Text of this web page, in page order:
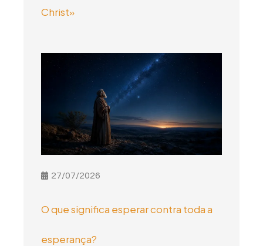
Christ»
27/07/2026
O que significa esperar contra toda a
esperança?